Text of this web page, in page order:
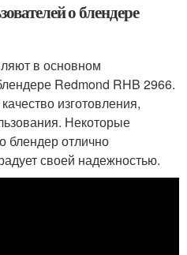
о блендере
в основном
Redmond RHB 2966.
изготовления,
Некоторые
блендер отлично
своей надежностью.